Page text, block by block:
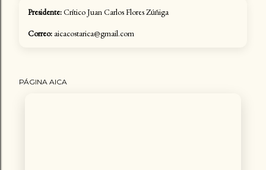
Presidente:Crítico Juan Carlos Flores Zúñiga
Correo: aicacostarica@gmail.com
PÁGINA AICA